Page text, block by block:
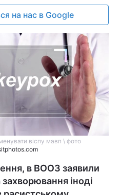
на нас в Google
віспу мавп \ фото
в ВООЗ заявили
іноді